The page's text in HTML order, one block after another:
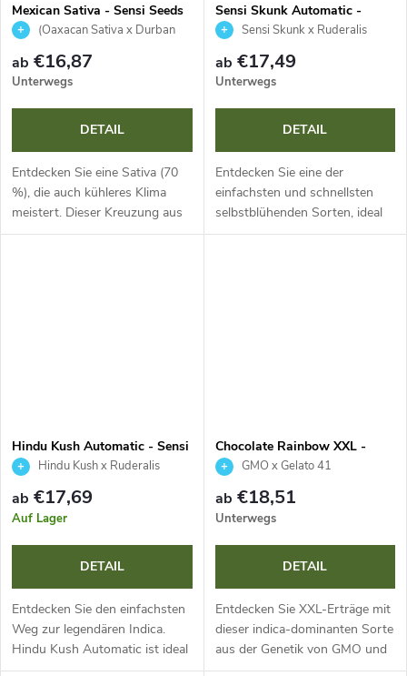
Mexican Sativa - Sensi Seeds
(Oaxacan Sativa x Durban
Poison) x Pakistani Hash Plant
ab €16,87
Unterwegs
DETAIL
Entdecken Sie eine Sativa (70
%), die auch kühleres Klima
meistert. Dieser Kreuzung aus
Oaxacan, Durban und Pakistani
Sensi Skunk Automatic -
Sensi Seeds
Sensi Skunk x Ruderalis
ab €17,49
Unterwegs
DETAIL
Entdecken Sie eine der
einfachsten und schnellsten
selbstblühenden Sorten, ideal
für absolute Anfänger. Mit
Hindu Kush Automatic - Sensi
SeedsHindu Kush x Ruderalis
ab €17,69
Auf Lager
DETAIL
Entdecken Sie den einfachsten
Weg zur legendären Indica.
Hindu Kush Automatic ist ideal
für Anfänger, bietet extreme
Chocolate Rainbow XXL -
Sensi Seeds
GMO x Gelato 41
ab €18,51
Unterwegs
DETAIL
Entdecken Sie XXL-Erträge mit
dieser indica-dominanten Sorte
aus der Genetik von GMO und
Gelato 41. Mit einem THC-